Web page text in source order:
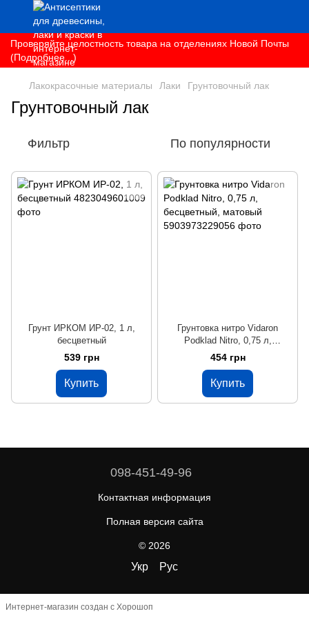
Проверяйте целостность товара на отделениях Новой Почты
(Подробнее...)
Лакокрасочные материалы Лаки Грунтовочный лак
Грунтовочный лак
Фильтр По популярности
Грунт ИРКОМ ИР-02, 1 л,
бесцветный
539 грн
Купить
Грунтовка нитро Vidaron
Podklad Nitro, 0,75 л,
бесцветный, матовый
454 грн
Купить
098-451-49-96
Контактная информация
Полная версия сайта
© 2026
Укр Рус
Интернет-магазин создан с Хорошоп